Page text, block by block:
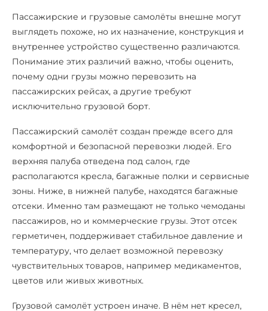
Пассажирские и грузовые самолёты внешне могут
выглядеть похоже, но их назначение, конструкция и
внутреннее устройство существенно различаются.
Понимание этих различий важно, чтобы оценить,
почему одни грузы можно перевозить на
пассажирских рейсах, а другие требуют
исключительно грузовой борт.
Пассажирский самолёт создан прежде всего для
комфортной и безопасной перевозки людей. Его
верхняя палуба отведена под салон, где
располагаются кресла, багажные полки и сервисные
зоны. Ниже, в нижней палубе, находятся багажные
отсеки. Именно там размещают не только чемоданы
пассажиров, но и коммерческие грузы. Этот отсек
герметичен, поддерживает стабильное давление и
температуру, что делает возможной перевозку
чувствительных товаров, например медикаментов,
цветов или живых животных.
Грузовой самолёт устроен иначе. В нём нет кресел,